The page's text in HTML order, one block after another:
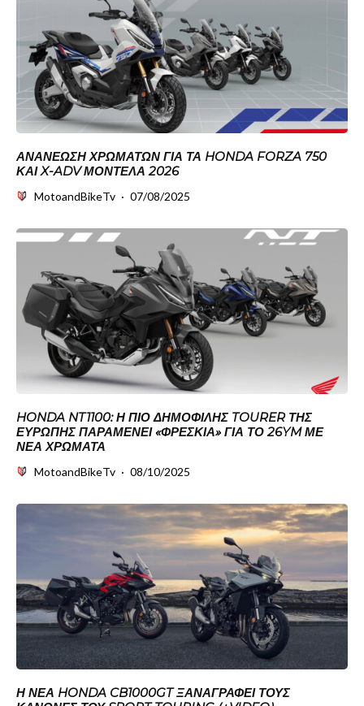
ΑΝΑΝΈΩΣΗ ΧΡΩΜΆΤΩΝ ΓΙΑ ΤΑ HONDA FORZA 750
ΚΑΙ X-ADV ΜΟΝΤΈΛΑ 2026
MotoandBikeTv · 07/08/2025
HONDA NT1100: Η ΠΙΟ ΔΗΜΟΦΙΛΉΣ TOURER ΤΗΣ
ΕΥΡΏΠΗΣ ΠΑΡΑΜΈΝΕΙ «ΦΡΈΣΚΙΑ» ΓΙΑ ΤΟ 26YM ΜΕ
ΝΈΑ ΧΡΏΜΑΤΑ
MotoandBikeTv · 08/10/2025
Η ΝΈΑ HONDA CB1000GT ΞΑΝΑΓΡΆΦΕΙ ΤΟΥΣ